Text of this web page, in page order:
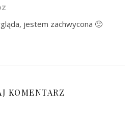
jestem zachwycona 🙂
KOMENTARZ